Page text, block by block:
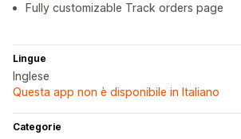
Fully customizable Track orders page
Lingue
Inglese
Questa app non è disponibile in Italiano
Categorie